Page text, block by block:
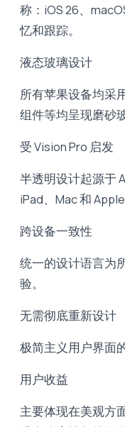
称：iOS 26、
忆和跟踪。
液态玻璃设计
所有苹果设备均采
组件等均呈现磨砂
受 Vision Pro 启发
半透明设计起源于
iPad、Mac 和
跨设备一致性
统一的设计语言为
验。
无需彻底重新设计
极简主义用户界面
用户收益
主要体现在美观方